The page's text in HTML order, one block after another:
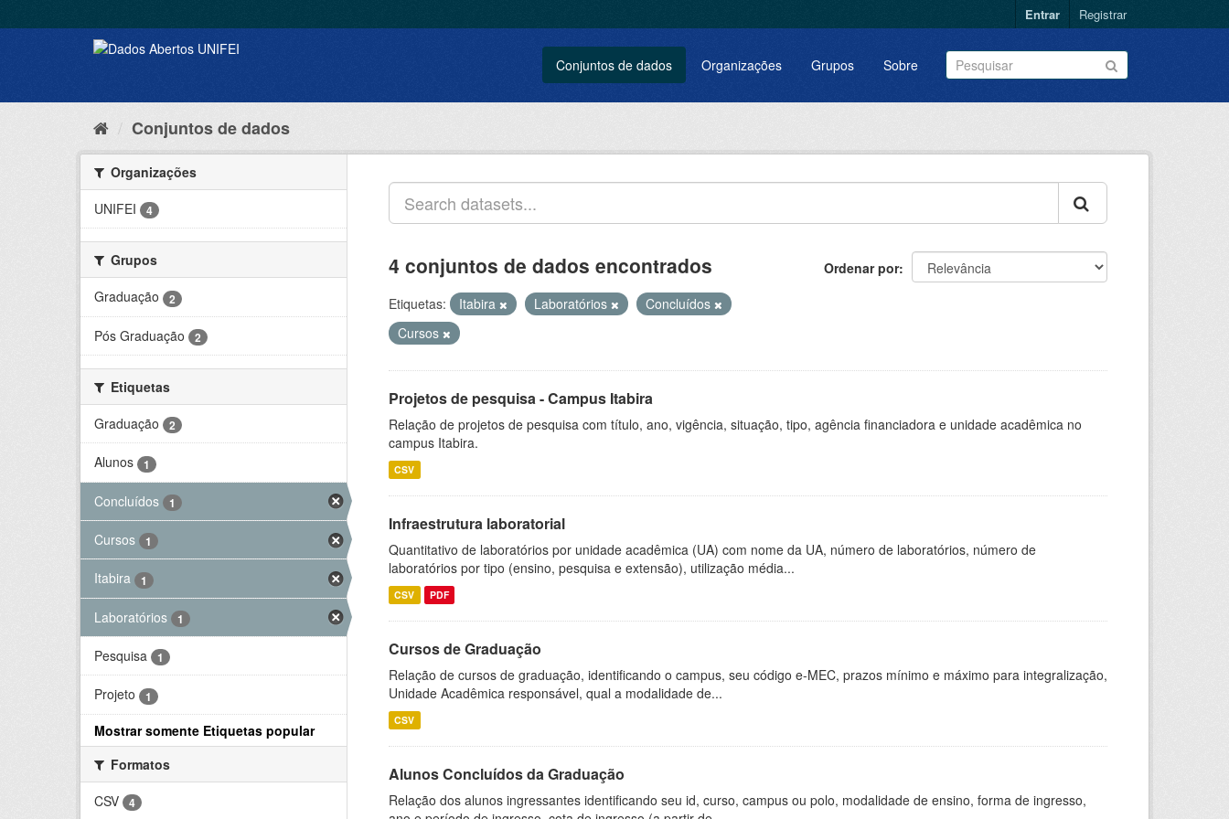
Entrar Registrar
Conjuntos de dados Organizações Grupos Sobre
Conjuntos de dados
Organizações
UNIFEI
4
Grupos
Graduação
2
Pós Graduação 2
Etiquetas
Graduação
2
Alunos 1
Concluídos 1
Cursos 1
Itabira 1
Laboratórios 1
Pesquisa 1
Projeto 1
Mostrar somente Etiquetas popular
Formatos
CSV
4
Ordenar por
4 conjuntos de dados encontrados
Etiquetas: Itabira Laboratórios
Concluídos
Cursos
Projetos de pesquisa - Campus Itabira
Relação de projetos de pesquisa com título, ano, vigência, situação, tipo, agência financiadora e unidade acadêmica no
campus Itabira.
CSV
Infraestrutura laboratorial
Quantitativo de laboratórios por unidade acadêmica (UA) com nome da UA, número de laboratórios, número de
laboratórios por tipo (ensino, pesquisa e extensão), utilização média...
CSV PDF
Cursos de Graduação
Relação de cursos de graduação, identificando o campus, seu código e-MEC, prazos mínimo e máximo para integralização,
Unidade Acadêmica responsável, qual a modalidade de...
CSV
Alunos Concluídos da Graduação
Relação dos alunos ingressantes identificando seu id, curso, campus ou polo, modalidade de ensino, forma de ingresso,